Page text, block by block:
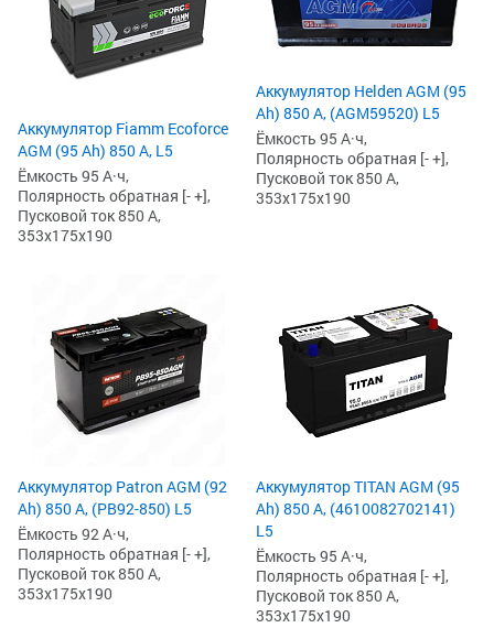
Аккумулятор Fiamm Ecoforce
AGM (95 Ah) 850 A, L5
Ёмкость 95 А·ч,
Полярность обратная [- +],
Пусковой ток 850 А,
353x175x190
Аккумулятор Helden AGM (95
Ah) 850 А, (AGM59520) L5
Ёмкость 95 А·ч,
Полярность обратная [- +],
Пусковой ток 850 А,
353x175x190
Аккумулятор Patron AGM (92
Ah) 850 А, (PB92-850) L5
Ёмкость 92 А·ч,
Полярность обратная [- +],
Пусковой ток 850 А,
353x175x190
Аккумулятор TITAN AGM (95
Ah) 850 А, (4610082702141)
L5
Ёмкость 95 А·ч,
Полярность обратная [- +],
Пусковой ток 850 А,
353x175x190